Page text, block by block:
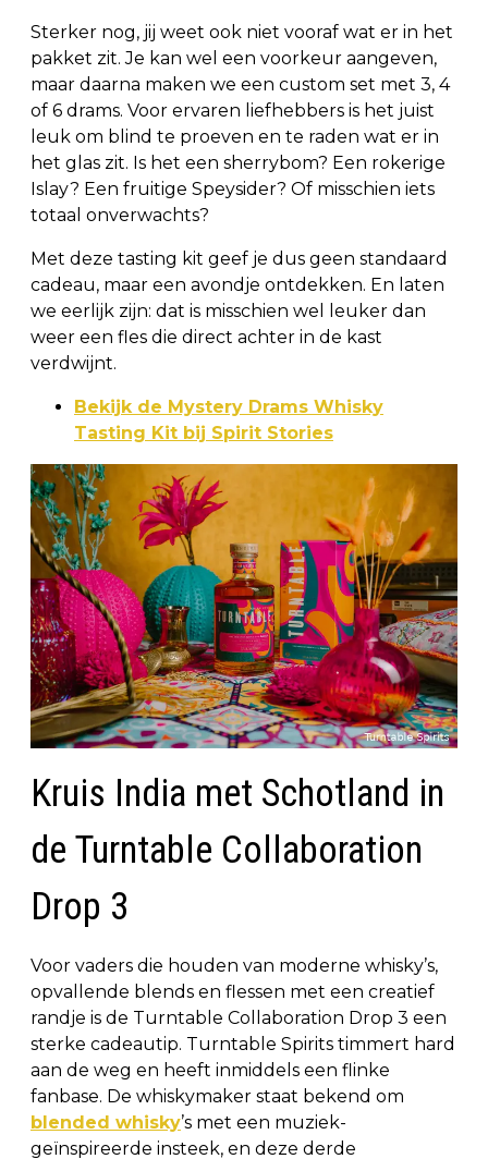
Sterker nog, jij weet ook niet vooraf wat er in het
pakket zit. Je kan wel een voorkeur aangeven,
maar daarna maken we een custom set met 3, 4
of 6 drams. Voor ervaren liefhebbers is het juist
leuk om blind te proeven en te raden wat er in
het glas zit. Is het een sherrybom? Een rokerige
Islay? Een fruitige Speysider? Of misschien iets
totaal onverwachts?
Met deze tasting kit geef je dus geen standaard
cadeau, maar een avondje ontdekken. En laten
we eerlijk zijn: dat is misschien wel leuker dan
weer een fles die direct achter in de kast
verdwijnt.
Bekijk de Mystery Drams Whisky
Tasting Kit bij Spirit Stories
Kruis India met Schotland in
de Turntable Collaboration
Drop 3
Voor vaders die houden van moderne whisky’s,
opvallende blends en flessen met een creatief
randje is de Turntable Collaboration Drop 3 een
sterke cadeautip. Turntable Spirits timmert hard
aan de weg en heeft inmiddels een flinke
fanbase. De whiskymaker staat bekend om
blended whisky’s met een muziek-
geïnspireerde insteek, en deze derde